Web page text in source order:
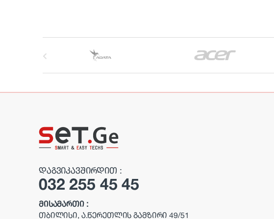
ᲓᲐᲒᲕᲘᲙᲐᲕᲨᲘᲠᲓᲘᲗ :
032 255 45 45
ᲛᲘᲡᲐᲛᲐᲠᲗᲘ :
ᲗᲑᲘᲚᲘᲡᲘ, Ა.ᲬᲔᲠᲔᲗᲚᲘᲡ ᲒᲐᲛᲖᲘᲠᲘ 49/51